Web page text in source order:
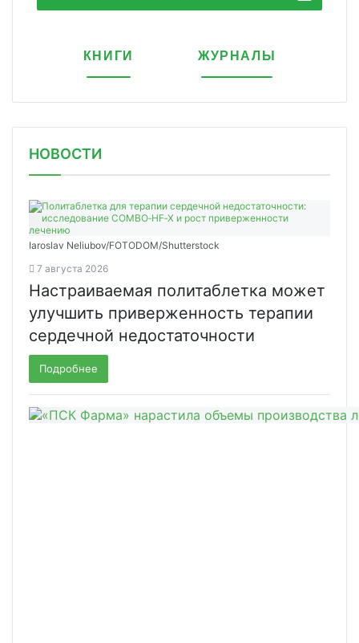
КНИГИ ЖУРНАЛЫ
НОВОСТИ
Iaroslav Neliubov/FOTODOM/Shutterstoсk
7 августа 2026
Настраиваемая политаблетка может
улучшить приверженность терапии
сердечной недостаточности
Подробнее